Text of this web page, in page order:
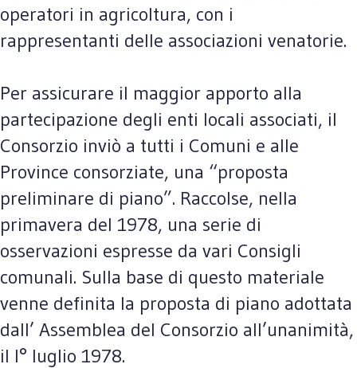
operatori in agricoltura, con i
rappresentanti delle associazioni venatorie.
Per assicurare il maggior apporto alla
partecipazione degli enti locali associati, il
Consorzio inviò a tutti i Comuni e alle
Province consorziate, una “proposta
preliminare di piano”. Raccolse, nella
primavera del 1978, una serie di
osservazioni espresse da vari Consigli
comunali. Sulla base di questo materiale
venne definita la proposta di piano adottata
dall’ Assemblea del Consorzio all’unanimità,
il l° luglio 1978.